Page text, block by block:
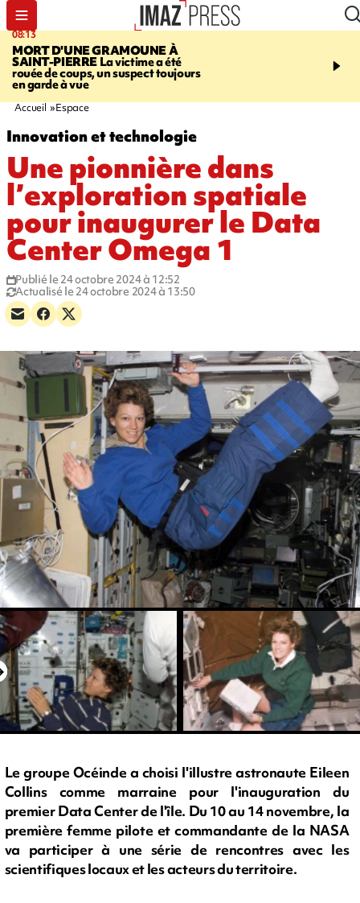
08:13
MORT D'UNE GRAMOUNE À
SAINT-PIERRELa victime a été
rouée de coups, un suspect toujours
en garde à vue
10:13
cycliste évacué en
après une collision
Accueil Espace
Innovation et technologie
Une pionnière dans
l’exploration spatiale
pour inaugurer le Data
Center Omega 1
Publié le 24 octobre 2024 à 12:52
Actualisé le 24 octobre 2024 à 13:50
Le groupe Océinde a choisi l'illustre astronaute Eileen
Collins comme marraine pour l'inauguration du
premier Data Center de l'île. Du 10 au 14 novembre, la
première femme pilote et commandante de la NASA
va participer à une série de rencontres avec les
scientifiques locaux et les acteurs du territoire.